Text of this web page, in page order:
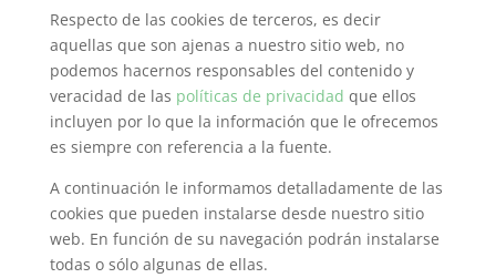
Respecto de las cookies de terceros, es decir
aquellas que son ajenas a nuestro sitio web, no
podemos hacernos responsables del contenido y
veracidad de las políticas de privacidad que ellos
incluyen por lo que la información que le ofrecemos
es siempre con referencia a la fuente.
A continuación le informamos detalladamente de las
cookies que pueden instalarse desde nuestro sitio
web. En función de su navegación podrán instalarse
todas o sólo algunas de ellas.